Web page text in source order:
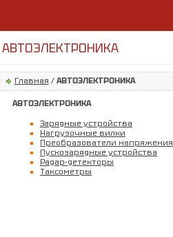
АВТОЭЛЕКТРОНИКА
Главная / АВТОЭЛЕКТРОНИКА
АВТОЭЛЕКТРОНИКА
Зарядные устройства
Нагрузочные вилки
Преобразователи напряжения
Пускозарядные устройства
Радар-детекторы
Таксометры